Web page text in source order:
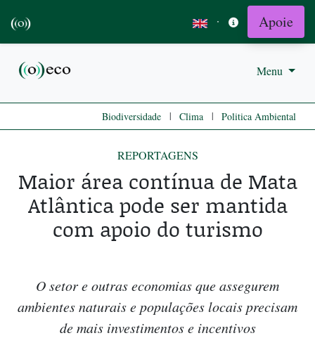
· Apoie
Menu
Biodiversidade | Clima | Politica Ambiental
REPORTAGENS
Maior área contínua de Mata
Atlântica pode ser mantida
com apoio do turismo
O setor e outras economias que assegurem
ambientes naturais e populações locais precisam
de mais investimentos e incentivos